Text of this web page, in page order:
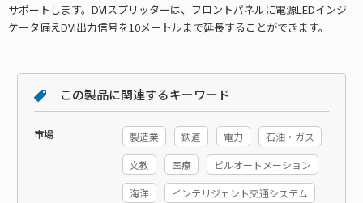
サポートします。DVIスプリッターは、フロントパネルに電源LEDインジ
ケータ備えDVI出力信号を10メートルまで延長することができます。
この製品に関連するキーワード
市場 製造業 鉄道 電力 石油・ガス
文教 医療 ビルオートメーション
海洋 インテリジェント交通システム